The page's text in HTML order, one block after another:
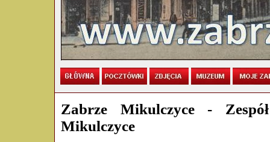
Zabrze Mikulczyce -
Mikulczyce